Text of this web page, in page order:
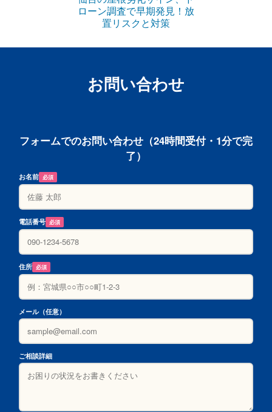
ローン調査で早期発見！放
置リスクと対策
お問い合わせ
フォームでのお問い合わせ（24時間受付・1分で完
了）
お名前 必須
電話番号 必須
住所 必須
メール（任意）
ご相談詳細